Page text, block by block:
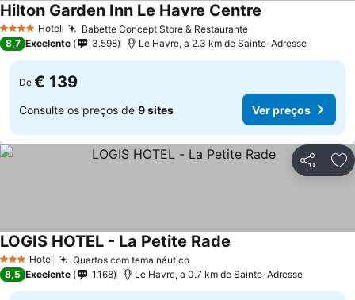
4 EstrelasHotel Babette Concept Store & RestauranteVer preços
Hilton Garden Inn Le Havre Centre
8,7 Excelente 3.598 Le Havre, a 2.3 km de Sainte-Adresse
De € 139
Consulte os preços de 9 sites Ver preços
Partilhar
3 EstrelasHotel Quartos com tema náuticoVer preços
LOGIS HOTEL - La Petite Rade
8,5 Excelente 1.168 Le Havre, a 0.7 km de Sainte-Adresse